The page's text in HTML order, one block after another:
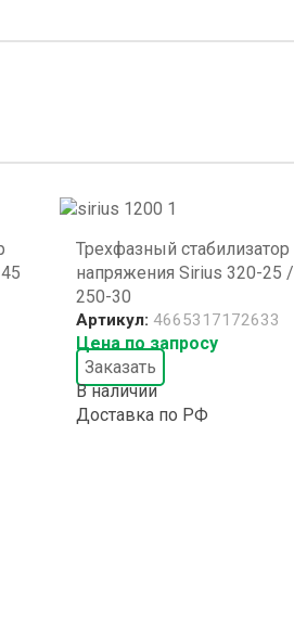
Трехфазный стабилизатор
напряжения Sirius 320-25 /
250-30
Артикул: 4665317172633
Цена по запросу
Заказать
В наличии
Доставка по РФ